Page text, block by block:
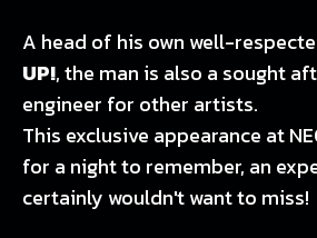
A head of his own well-
UP!, the man is also a sought
engineer for other artists.
This exclusive appearance at
for a night to remember, an
certainly wouldn't want to miss!